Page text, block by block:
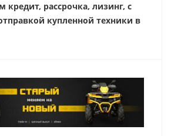
рассрочка, лизинг, с
купленной техники в